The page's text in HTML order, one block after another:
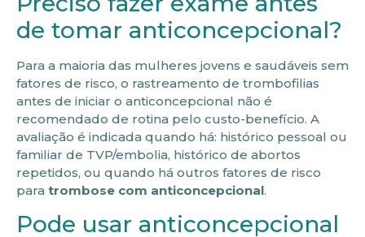
de tomar anticoncepcional?
Para a maioria das mulheres jovens e saudáveis sem
fatores de risco, o rastreamento de trombofilias
antes de iniciar o anticoncepcional não é
recomendado de rotina pelo custo-benefício. A
avaliação é indicada quando há: histórico pessoal ou
familiar de TVP/embolia, histórico de abortos
repetidos, ou quando há outros fatores de risco
para trombose com anticoncepcional.
Pode usar anticoncepcional